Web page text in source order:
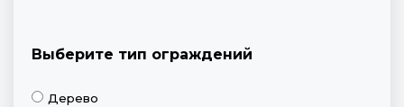
Выберите тип ограждений
Дерево